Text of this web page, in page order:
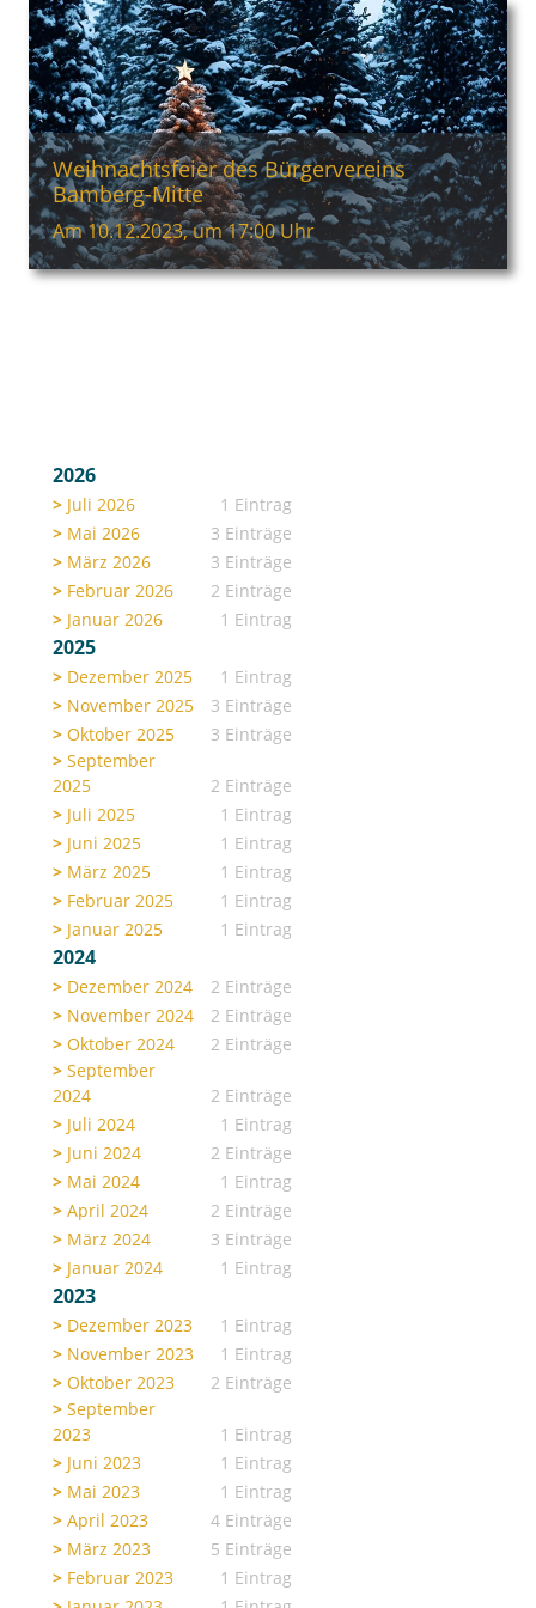
Weihnachtsfeier des Bürgervereins
Bamberg-Mitte
Am 10.12.2023, um 17:00 Uhr
2026
Juli 2026
1 Eintrag
Mai 2026
3 Einträge
März 2026
3 Einträge
Februar 2026
2 Einträge
Januar 2026
1 Eintrag
2025
Dezember 2025
1 Eintrag
November 2025
3 Einträge
Oktober 2025
3 Einträge
September
2025
2 Einträge
Juli 2025
1 Eintrag
Juni 2025
1 Eintrag
März 2025
1 Eintrag
Februar 2025
1 Eintrag
Januar 2025
1 Eintrag
2024
Dezember 2024
2 Einträge
November 2024
2 Einträge
Oktober 2024
2 Einträge
September
2024
2 Einträge
Juli 2024
1 Eintrag
Juni 2024
2 Einträge
Mai 2024
1 Eintrag
April 2024
2 Einträge
März 2024
3 Einträge
Januar 2024
1 Eintrag
2023
Dezember 2023
1 Eintrag
November 2023
1 Eintrag
Oktober 2023
2 Einträge
September
2023
1 Eintrag
Juni 2023
1 Eintrag
Mai 2023
1 Eintrag
April 2023
4 Einträge
März 2023
5 Einträge
Februar 2023
1 Eintrag